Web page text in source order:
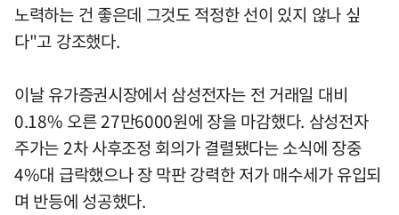
노력하는 건 좋은데 그것도 적정한 선이 있지 않나 싶
다"고 강조했다.
이날 유가증권시장에서 삼성전자는 전 거래일 대비
0.18% 오른 27만6000원에 장을 마감했다. 삼성전자
주가는 2차 사후조정 회의가 결렬됐다는 소식에 장중
4%대 급락했으나 장 막판 강력한 저가 매수세가 유입되
며 반등에 성공했다.